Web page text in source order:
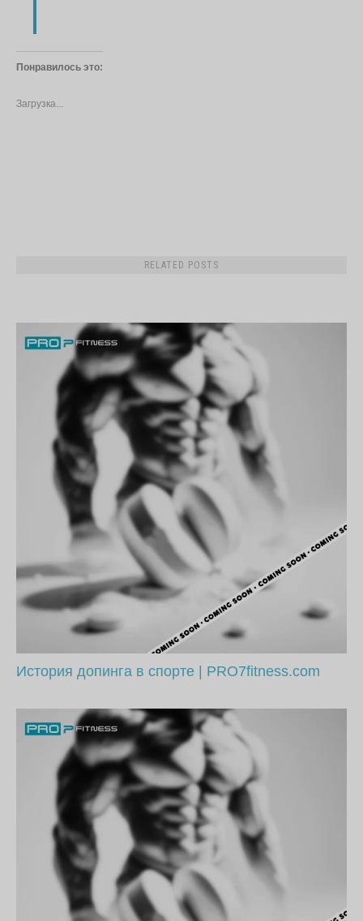
Понравилось это:
Загрузка...
История допинга в спорте | PRO7fitness.com